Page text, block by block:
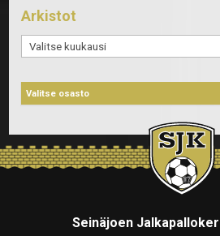
Arkistot
Arkistot
Seinäjoen